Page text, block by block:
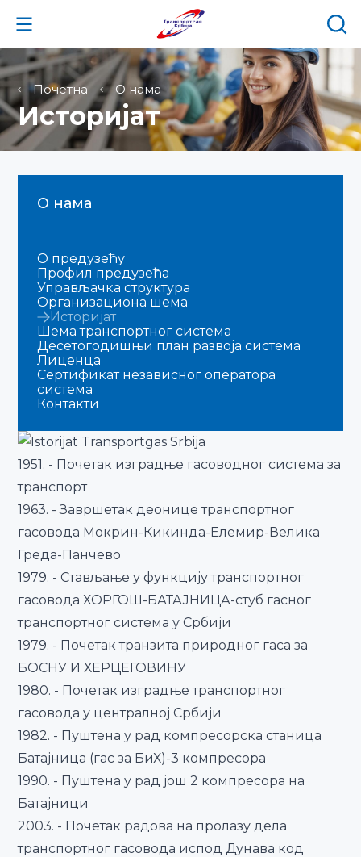
Почетна О нама
Историјат
О нама
О предузећу
Профил предузећа
Управљачка структура
Организациона шема
Историјат
Шема транспортног система
Десетогодишњи план развоја система
Лиценца
Сертификат независног оператора
система
Контакти
1951. - Почетак изградње гасоводног система за
транспорт
1963. - Завршетак деонице транспортног
гасовода Мокрин-Кикинда-Елемир-Велика
Греда-Панчево
1979. - Стављање у функцију транспортног
гасовода ХОРГОШ-БАТАЈНИЦА-стуб гасног
транспортног система у Србији
1979. - Почетак транзита природног гаса за
БОСНУ И ХЕРЦЕГОВИНУ
1980. - Почетак изградње транспортног
гасовода у централној Србији
1982. - Пуштена у рад компресорска станица
Батајница (гас за БиХ)-3 компресора
1990. - Пуштена у рад још 2 компресора на
Батајници
2003. - Почетак радова на пролазу дела
транспортног гасовода испод Дунава код